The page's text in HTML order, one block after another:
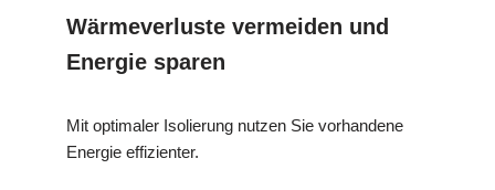
Wärmeverluste vermeiden und
Energie sparen
Mit optimaler Isolierung nutzen Sie vorhandene
Energie effizienter.